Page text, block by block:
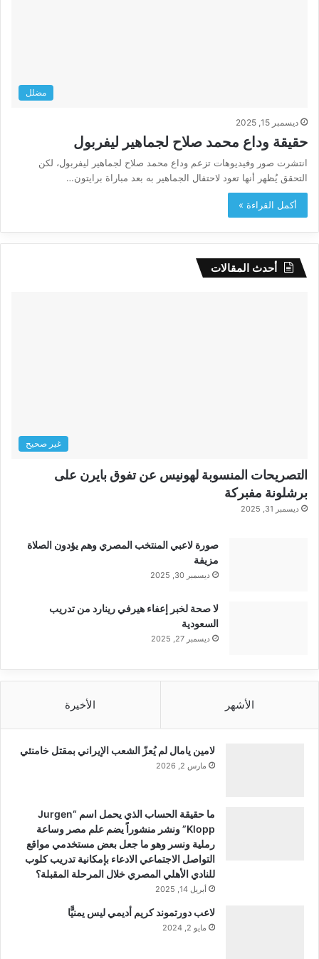
مضلل
ديسمبر 15, 2025
حقيقة وداع محمد صلاح لجماهير ليفربول
انتشرت صور وفيديوهات تزعم وداع محمد صلاح لجماهير ليفربول، لكن
التحقق يُظهر أنها تعود لاحتفال الجماهير به بعد مباراة برايتون…
أكمل القراءة »
أحدث المقالات
غير صحيح
التصريحات المنسوبة لهونيس عن تفوق بايرن على
برشلونة مفبركة
ديسمبر 31, 2025
صورة لاعبي المنتخب المصري وهم يؤدون الصلاة
مزيفة
ديسمبر 30, 2025
لا صحة لخبر إعفاء هيرفي رينارد من تدريب
السعودية
ديسمبر 27, 2025
الأشهر الأخيرة
لامين يامال لم يُعزّ الشعب الإيراني بمقتل خامنئي
مارس 2, 2026
ما حقيقة الحساب الذي يحمل اسم “Jurgen
Klopp” ونشر منشوراً يضم علم مصر وساعة
رملية ونسر وهو ما جعل بعض مستخدمي مواقع
التواصل الاجتماعي الادعاء بإمكانية تدريب كلوب
للنادي الأهلي المصري خلال المرحلة المقبلة؟
أبريل 14, 2025
لاعب دورتموند كريم أديمي ليس يمنيًّا
مايو 2, 2024